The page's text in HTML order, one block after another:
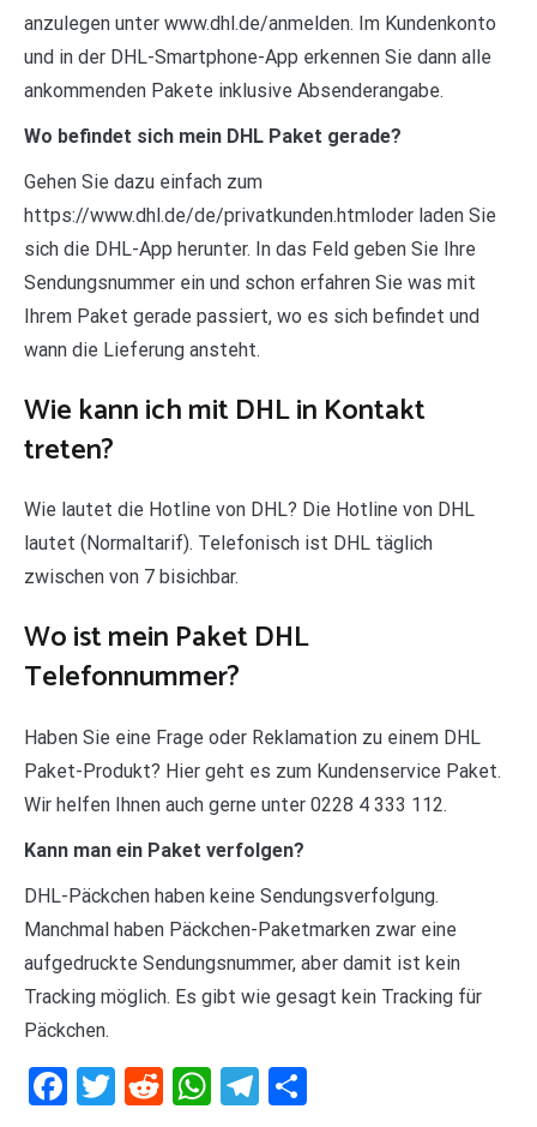
anzulegen unter www.dhl.de/anmelden. Im Kundenkonto
und in der DHL-Smartphone-App erkennen Sie dann alle
ankommenden Pakete inklusive Absenderangabe.
Wo befindet sich mein DHL Paket gerade?
Gehen Sie dazu einfach zum
https://www.dhl.de/de/privatkunden.htmloder laden Sie
sich die DHL-App herunter. In das Feld geben Sie Ihre
Sendungsnummer ein und schon erfahren Sie was mit
Ihrem Paket gerade passiert, wo es sich befindet und
wann die Lieferung ansteht.
Wie kann ich mit DHL in Kontakt
treten?
Wie lautet die Hotline von DHL? Die Hotline von DHL
lautet (Normaltarif). Telefonisch ist DHL täglich
zwischen von 7 bisichbar.
Wo ist mein Paket DHL
Telefonnummer?
Haben Sie eine Frage oder Reklamation zu einem DHL
Paket-Produkt? Hier geht es zum Kundenservice Paket.
Wir helfen Ihnen auch gerne unter 0228 4 333 112.
Kann man ein Paket verfolgen?
DHL-Päckchen haben keine Sendungsverfolgung.
Manchmal haben Päckchen-Paketmarken zwar eine
aufgedruckte Sendungsnummer, aber damit ist kein
Tracking möglich. Es gibt wie gesagt kein Tracking für
Päckchen.
Facebook
Twitter
RedditWhatsApp
Telegram